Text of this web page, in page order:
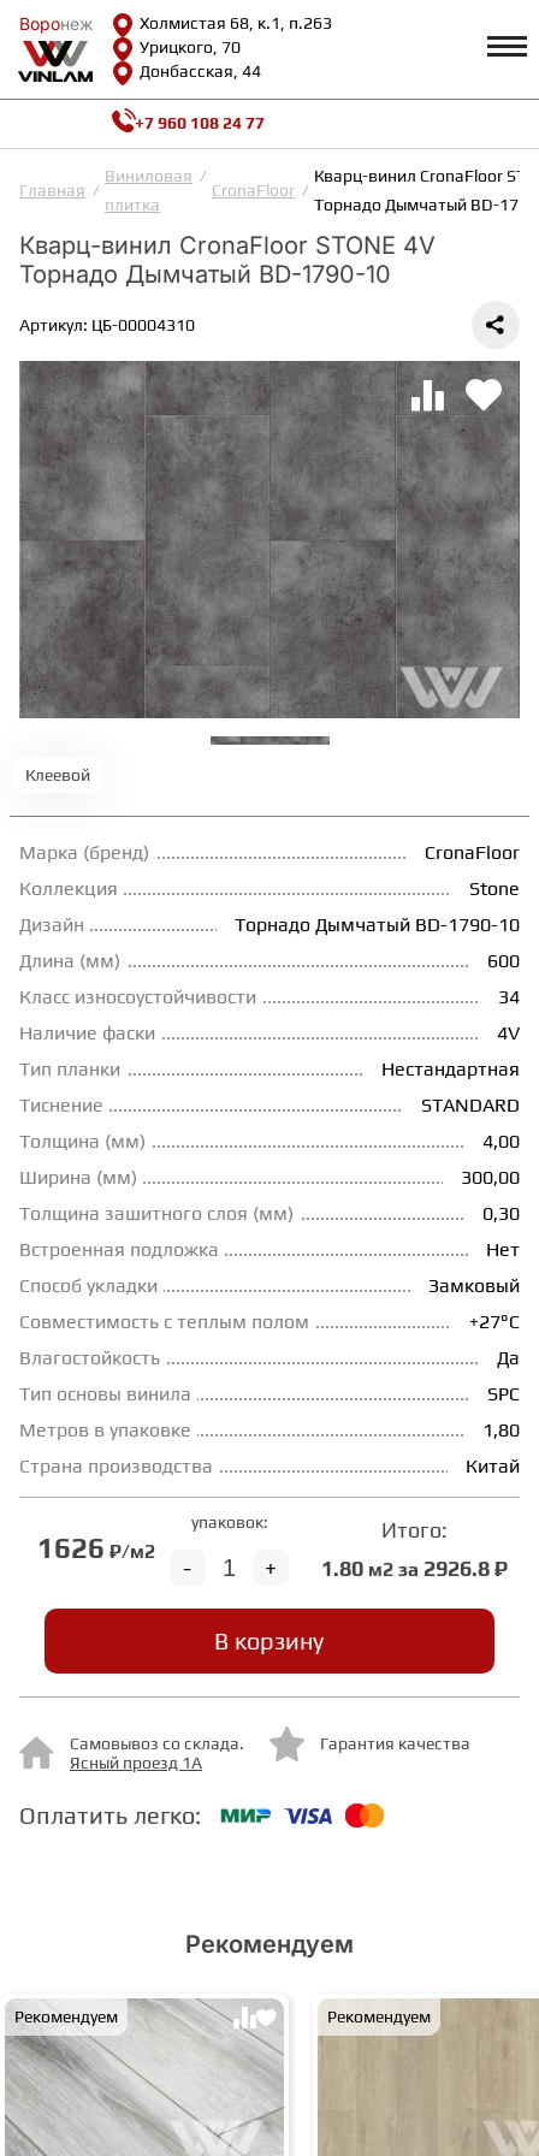
Воронеж
Холмистая 68, к.1, п.263
Урицкого, 70
Донбасская, 44
Воронеж
КАТАЛОГ Профиль
Возврат и гарантии
Сотрудничество
Видеообзоры
Как выбрать
Калькулятор
О нас
Контакты
ВИНИЛОВАЯ ПЛИТКА
ЛАМИНАТ
ИНЖЕНЕРНАЯ ДОСКА
ПАРКЕТНАЯ ДОСКА
ТЕРРАСНАЯ ДОСКА
КОВРОВАЯ ПЛИТКА
МОДУЛЬНЫЕ ПВХ
КЛЕЙ
НАЛИВНОЙ ПОЛ
ТЕПЛЫЙ ПОЛ
ТЕРМОПАРКЕТ
ЭКОМАССИВ
МАССИВНАЯ ДОСКА
ИСКУССТВЕННАЯ ТРАВА
СТУПЕНИ
ФАНЕРА
МИНЕРАЛЬНО-КАМЕННЫЙ
+7 960 108 24 77
Главная
Виниловая
плитка
CronaFloor
Кварц-винил CronaFloor
Торнадо Дымчатый BD-
Кварц-винил CronaFloor STONE 4V
Торнадо Дымчатый BD-1790-10
Артикул: ЦБ-00004310
Клеевой
Марка (бренд)
CronaFloor
Коллекция
Stone
Дизайн
Торнадо Дымчатый BD-1790-10
Длина (мм)
600
Класс износоустойчивости
34
Наличие фаски
4V
Тип планки
Нестандартная
Тиснение
STANDARD
Толщина (мм)
4,00
Ширина (мм)
300,00
Толщина зашитного слоя (мм)
0,30
Встроенная подложка
Нет
Способ укладки
Замковый
Совместимость с теплым полом
+27°С
Влагостойкость
Да
Тип основы винила
SPC
Метров в упаковке
1,80
Страна производства
Китай
1626 ₽/м2
упаковок:
+
-
Итого:
1.80м2 за 2926.8 ₽
В корзину
Самовывоз со склада.
Ясный проезд 1А
Гарантия качества
Оплатить легко:
Рекомендуем
Рекомендуем Рекомендуем